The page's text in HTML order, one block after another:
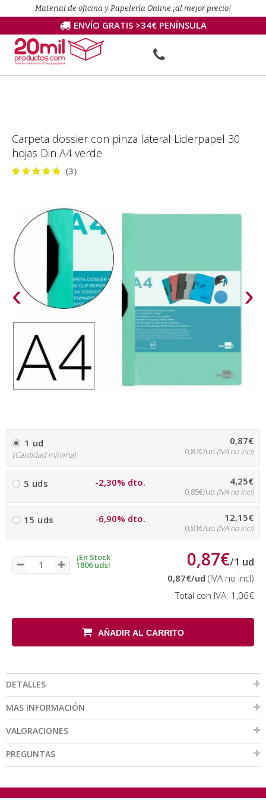
Material de oficina y Papelería Online ¡al mejor precio!
ENVÍO GRATIS >34€ PENÍNSULA
Carpeta dossier con pinza lateral Liderpapel 30
hojas Din A4 verde
(3)
‹ ›
1 ud
(Cantidad mínima)
0,87€
0,87€/ud (IVA no incl)
5 uds -2,30% dto. 4,25€
0,85€/ud (IVA no incl)
15 uds -6,90% dto. 12,15€
0,81€/ud (IVA no incl)
¡En Stock
1806 uds! 0,87€/1 ud
0,87€/ud (IVA no incl)
Total con IVA: 1,06€
AÑADIR AL CARRITO
DETALLES
MAS INFORMACIÓN
VALORACIONES
PREGUNTAS